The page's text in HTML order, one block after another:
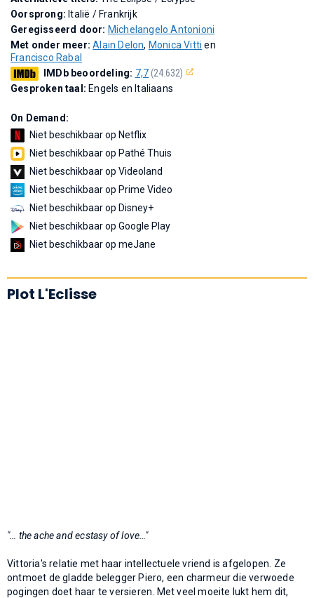
Oorsprong: Italië / Frankrijk
Geregisseerd door: Michelangelo Antonioni
Met onder meer:Alain Delon, Monica Vitti en
Francisco Rabal
IMDb beoordeling: 7,7(24.632)
Gesproken taal: Engels en Italiaans
On Demand:
Niet beschikbaar op Netflix
Niet beschikbaar op Pathé Thuis
Niet beschikbaar op Videoland
Niet beschikbaar op Prime Video
Niet beschikbaar op Disney+
Niet beschikbaar op Google Play
Niet beschikbaar op meJane
Plot L'Eclisse
"… the ache and ecstasy of love…"
Vittoria's relatie met haar intellectuele vriend is afgelopen. Ze
ontmoet de gladde belegger Piero, een charmeur die verwoede
pogingen doet haar te versieren. Met veel moeite lukt hem dit,